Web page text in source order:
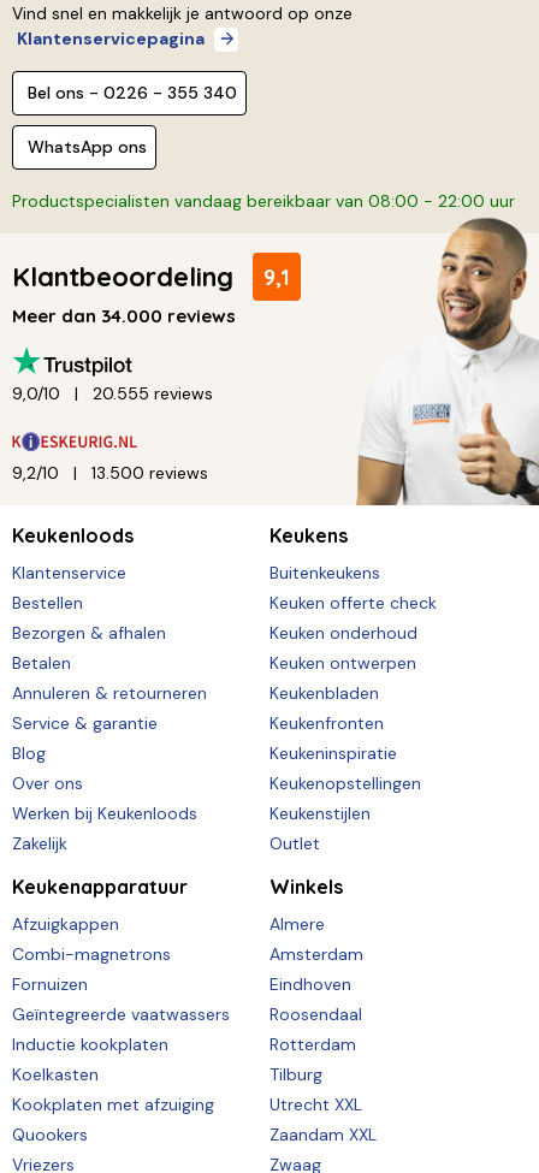
Vind snel en makkelijk je antwoord op onze
Klantenservicepagina
Bel ons - 0226 - 355 340
WhatsApp ons
Productspecialisten vandaag bereikbaar van 08:00 - 22:00 uur
Klantbeoordeling 9,1
Meer dan 34.000 reviews
9,0/10 20.555 reviews
9,2/10 13.500 reviews
Keukenloods
Klantenservice
Bestellen
Bezorgen & afhalen
Betalen
Annuleren & retourneren
Service & garantie
Blog
Over ons
Werken bij Keukenloods
Zakelijk
Keukens
Buitenkeukens
Keuken offerte check
Keuken onderhoud
Keuken ontwerpen
Keukenbladen
Keukenfronten
Keukeninspiratie
Keukenopstellingen
Keukenstijlen
Outlet
Keukenapparatuur
Afzuigkappen
Combi-magnetrons
Fornuizen
Geïntegreerde vaatwassers
Inductie kookplaten
Koelkasten
Kookplaten met afzuiging
Quookers
Vriezers
Winkels
Almere
Amsterdam
Eindhoven
Roosendaal
Rotterdam
Tilburg
Utrecht XXL
Zaandam XXL
Zwaag